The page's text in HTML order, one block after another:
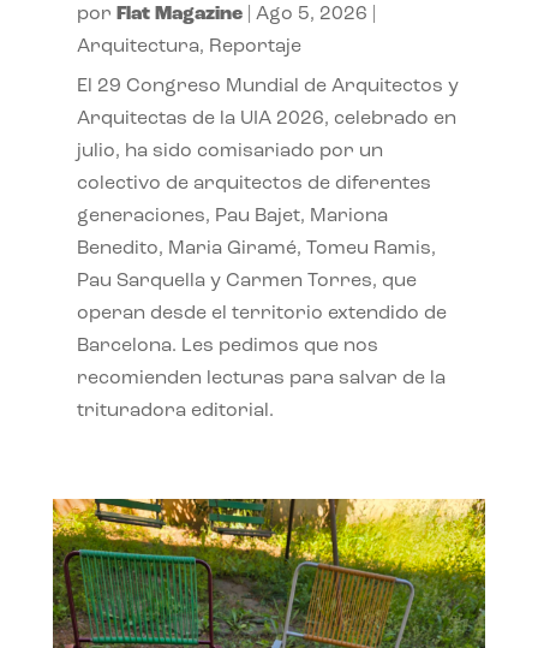
por Flat Magazine| Ago 5, 2026
Arquitectura, Reportaje
El 29 Congreso Mundial de Arquitectos y
Arquitectas de la UIA 2026, celebrado en
julio, ha sido comisariado por un
colectivo de arquitectos de diferentes
generaciones, Pau Bajet, Mariona
Benedito, Maria Giramé, Tomeu Ramis,
Pau Sarquella y Carmen Torres, que
operan desde el territorio extendido de
Barcelona. Les pedimos que nos
recomienden lecturas para salvar de la
trituradora editorial.